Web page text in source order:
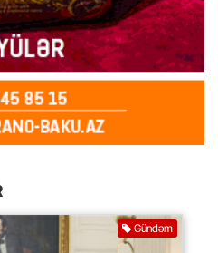
Gündəm